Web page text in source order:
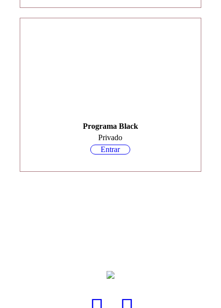
Programa Black
Privado
Entrar